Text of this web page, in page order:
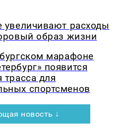
увеличивают расходы
образ жизни
марафоне
появится
трасса для
спортсменов
новость ↓